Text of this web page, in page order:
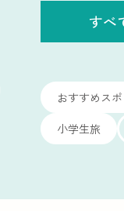
すべ
おすすめス
小学生旅